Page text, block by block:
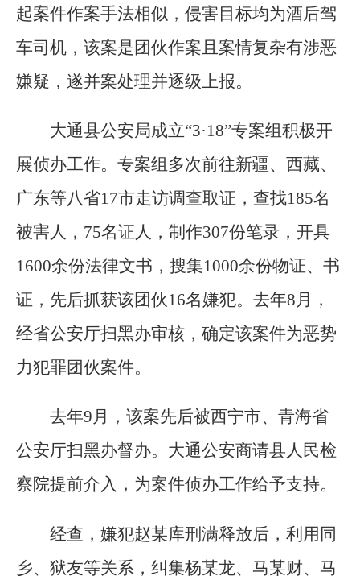
起案件作案手法相似，侵害目标均为酒后驾
车司机，该案是团伙作案且案情复杂有涉恶
嫌疑，遂并案处理并逐级上报。
大通县公安局成立“3·18”专案组积极开
展侦办工作。专案组多次前往新疆、西藏、
广东等八省17市走访调查取证，查找185名
被害人，75名证人，制作307份笔录，开具
1600余份法律文书，搜集1000余份物证、书
证，先后抓获该团伙16名嫌犯。去年8月，
经省公安厅扫黑办审核，确定该案件为恶势
力犯罪团伙案件。
去年9月，该案先后被西宁市、青海省
公安厅扫黑办督办。大通公安商请县人民检
察院提前介入，为案件侦办工作给予支持。
经查，嫌犯赵某库刑满释放后，利用同
乡、狱友等关系，纠集杨某龙、马某财、马